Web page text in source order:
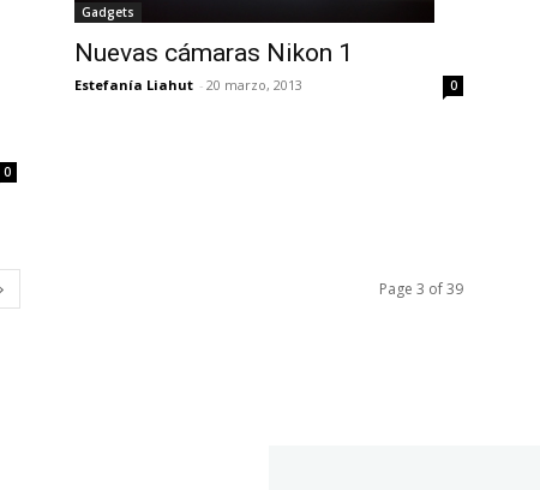
0
Gadgets
Nuevas cámaras Nikon 1
Estefanía Liahut - 20 marzo, 2013 0
Page 3 of 39